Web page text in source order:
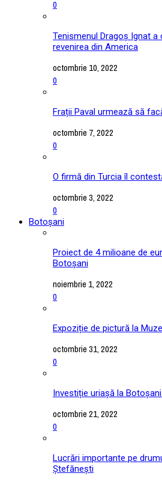
0
Tenismenul Dragoș Ignat
revenirea din America
octombrie 10, 2022
0
Frații Paval urmează să
octombrie 7, 2022
0
O firmă din Turcia îl
octombrie 3, 2022
0
Botoșani
Proiect de 4 milioane de
Botoșani
noiembrie 1, 2022
0
Expoziție de pictură la
octombrie 31, 2022
0
Investiție uriașă la
octombrie 21, 2022
0
Lucrări importante pe
Ștefănești